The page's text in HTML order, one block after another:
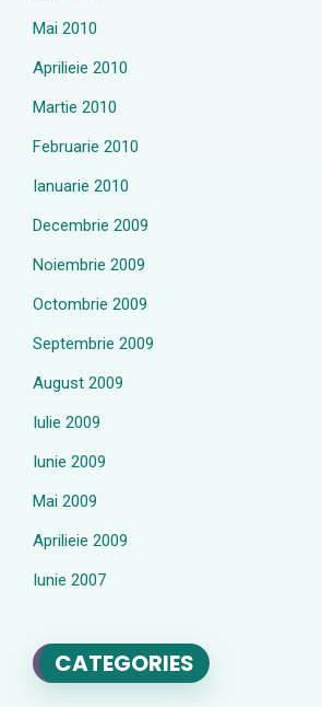
Mai 2010
Aprilieie 2010
Martie 2010
Februarie 2010
Ianuarie 2010
Decembrie 2009
Noiembrie 2009
Octombrie 2009
Septembrie 2009
August 2009
Iulie 2009
Iunie 2009
Mai 2009
Aprilieie 2009
Iunie 2007
CATEGORIES